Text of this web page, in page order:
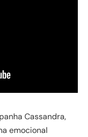
Cassandra,
emocional